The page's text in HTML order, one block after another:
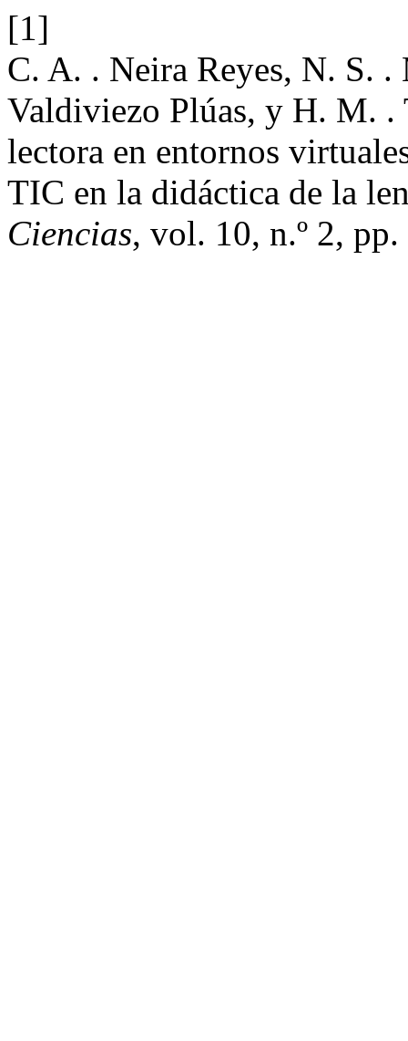
[1]
C. A. . Neira Reyes, N. S.
Valdiviezo Plúas, y H. M. .
lectora en entornos
TIC en la didáctica de la
Ciencias, vol. 10, n.º 2,